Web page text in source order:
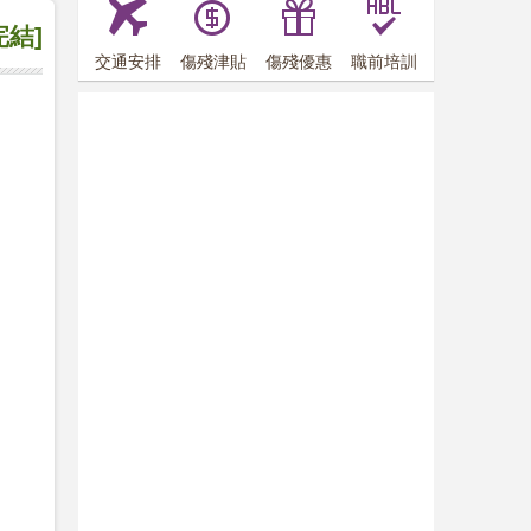
結]
交通安排 傷殘津貼 傷殘優惠 職前培訓